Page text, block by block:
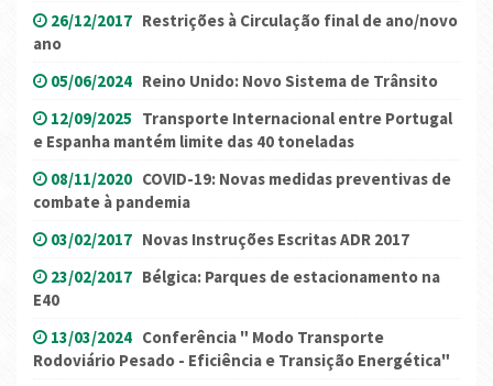
26/12/2017 Restrições à Circulação final de ano/novo
ano
05/06/2024 Reino Unido: Novo Sistema de Trânsito
12/09/2025 Transporte Internacional entre Portugal
e Espanha mantém limite das 40 toneladas
08/11/2020 COVID-19: Novas medidas preventivas de
combate à pandemia
03/02/2017 Novas Instruções Escritas ADR 2017
23/02/2017 Bélgica: Parques de estacionamento na
E40
13/03/2024 Conferência " Modo Transporte
Rodoviário Pesado - Eficiência e Transição Energética"